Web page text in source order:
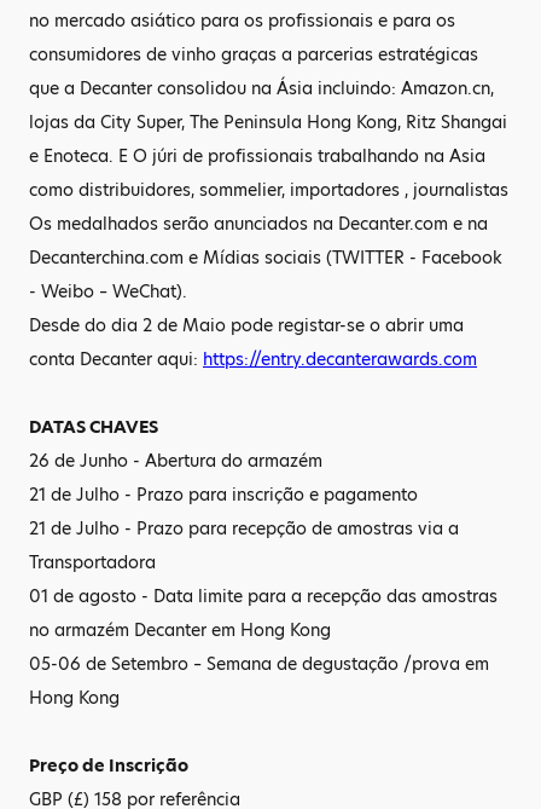
no mercado asiático para os profissionais e para os
consumidores de vinho graças a parcerias estratégicas
que a Decanter consolidou na Ásia incluindo: Amazon.cn,
lojas da City Super, The Peninsula Hong Kong, Ritz Shangai
e Enoteca. E O júri de profissionais trabalhando na Asia
como distribuidores, sommelier, importadores , journalistas
Os medalhados serão anunciados na Decanter.com e na
Decanterchina.com e Mídias sociais (TWITTER - Facebook
- Weibo – WeChat).
Desde do dia 2 de Maio pode registar-se o abrir uma
conta Decanter aqui: https://entry.decanterawards.com
DATAS CHAVES
26 de Junho - Abertura do armazém
21 de Julho - Prazo para inscrição e pagamento
21 de Julho - Prazo para recepção de amostras via a
Transportadora
01 de agosto - Data limite para a recepção das amostras
no armazém Decanter em Hong Kong
05-06 de Setembro – Semana de degustação /prova em
Hong Kong
Preço de Inscrição
GBP (£) 158 por referência